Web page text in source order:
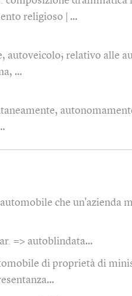
religioso | …
autoveicolo; relativo alle
…
automobile che un'azienda
=> autoblindata…
di proprietà di